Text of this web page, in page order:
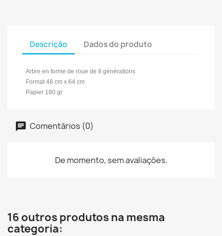
Descrição Dados do produto
Arbre en forme de roue de 8 générations
Format 48 cm x 64 cm
Papier 180 gr
Comentários (0)
De momento, sem avaliações.
16 outros produtos na mesma
categoria: